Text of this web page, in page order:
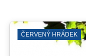
ČERVENÝ HRÁDEK